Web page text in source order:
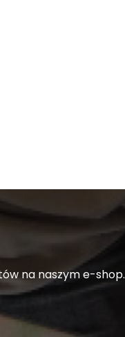
na naszym e-shop.